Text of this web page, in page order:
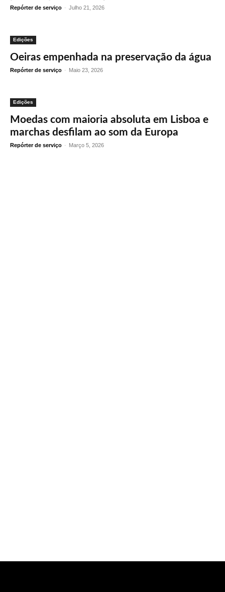
Repórter de serviço - Julho 21, 2026
Edições
Oeiras empenhada na preservação da água
Repórter de serviço - Maio 23, 2026
Edições
Moedas com maioria absoluta em Lisboa e
marchas desfilam ao som da Europa
Repórter de serviço - Março 5, 2026